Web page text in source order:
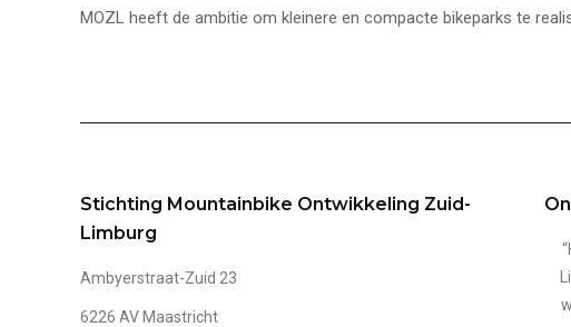
MOZL heeft de ambitie om kleinere en compacte bikeparks te
Stichting Mountainbike Ontwikkeling Zuid-
Limburg
Ambyerstraat-Zuid 23
6226 AV Maastricht